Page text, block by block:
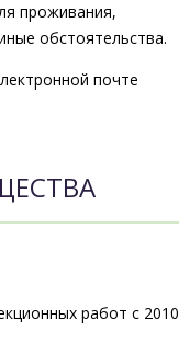
проживания,
обстоятельства.
почте
работ с 2010